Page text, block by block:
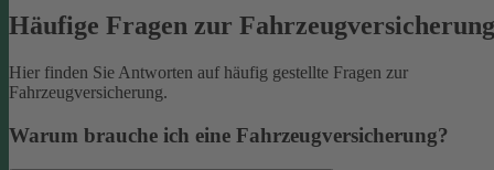
Häufige Fragen zur Fahrzeugversicherung
Hier finden Sie Antworten auf häufig gestellte Fragen zur
Fahrzeugversicherung.
Warum brauche ich eine Fahrzeugversicherung?